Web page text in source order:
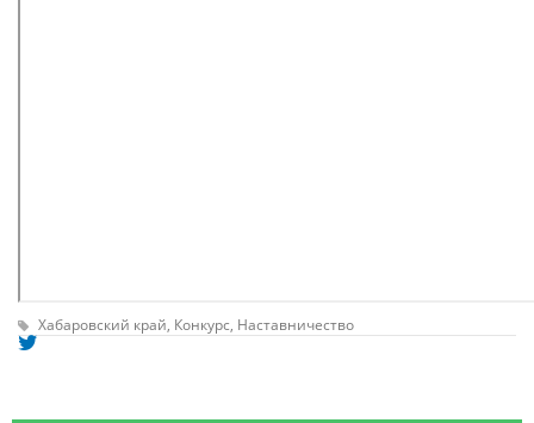
Хабаровский край, Конкурс, Наставничество